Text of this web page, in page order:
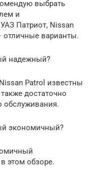
выбрать
и
Патриот, Nissan
отличные варианты.
надежный?
Patrol известны
достаточно
обслуживания.
экономичный?
этом обзоре.